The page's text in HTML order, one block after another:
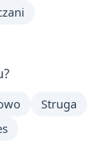
Struga